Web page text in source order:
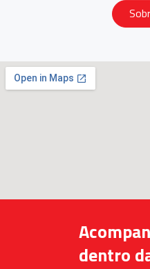
dentro